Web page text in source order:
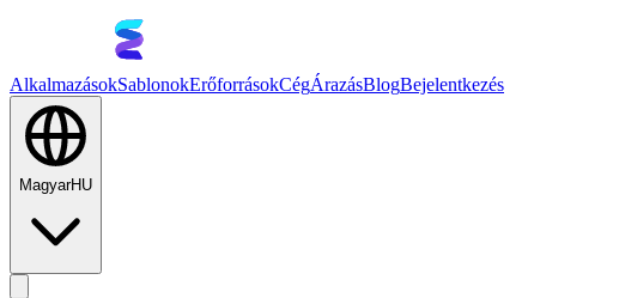
AlkalmazásokSablonokErőforrásokCégÁrazásBlogBejelentkezés
MagyarHU